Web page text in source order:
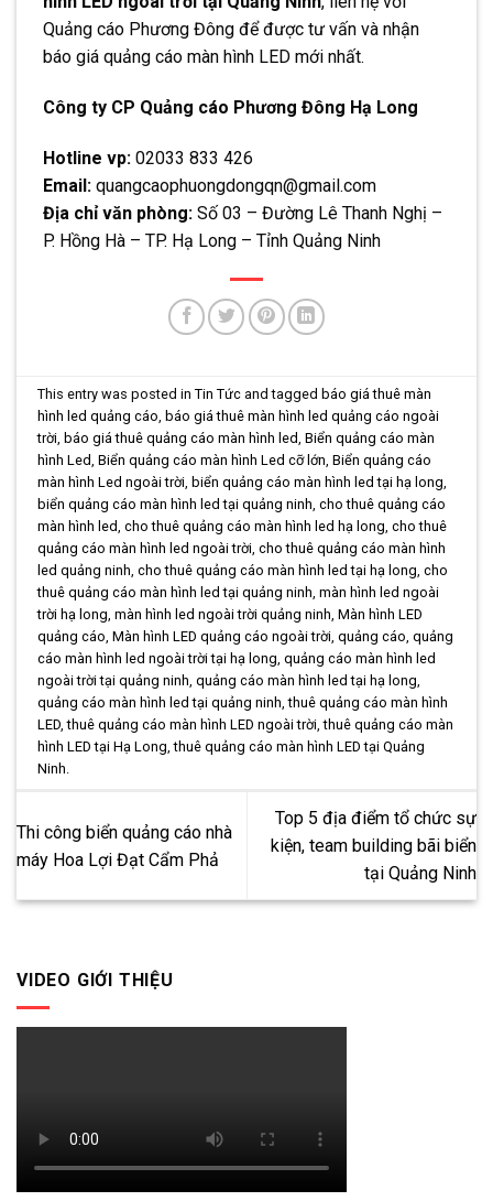
Quảng cáo Phương Đông để được tư vấn và nhận
báo giá quảng cáo màn hình LED mới nhất.
Công ty CP Quảng cáo Phương Đông Hạ Long
Hotline vp: 02033 833 426
Email: quangcaophuongdongqn@gmail.com
Địa chỉ văn phòng: Số 03 – Đường Lê Thanh Nghị –
P. Hồng Hà – TP. Hạ Long – Tỉnh Quảng Ninh
This entry was posted inTin Tức and tagged báo giá thuê màn
hình led quảng cáo, báo giá thuê màn hình led quảng cáo ngoài
trời, báo giá thuê quảng cáo màn hình led,Biển quảng cáo màn
hình Led,Biển quảng cáo màn hình Led cỡ lớn,Biển quảng cáo
màn hình Led ngoài trời, biển quảng cáo màn hình led tại hạ long,
biển quảng cáo màn hình led tại quảng ninh,cho thuê quảng cáo
màn hình led,cho thuê quảng cáo màn hình led hạ long,cho thuê
quảng cáo màn hình led ngoài trời,cho thuê quảng cáo màn hình
led quảng ninh,cho thuê quảng cáo màn hình led tại hạ long,cho
thuê quảng cáo màn hình led tại quảng ninh,màn hình led ngoài
trời hạ long,màn hình led ngoài trời quảng ninh,Màn hình LED
quảng cáo,Màn hình LED quảng cáo ngoài trời,quảng cáo,quảng
cáo màn hình led ngoài trời tại hạ long,quảng cáo màn hình led
ngoài trời tại quảng ninh,quảng cáo màn hình led tại hạ long,
quảng cáo màn hình led tại quảng ninh,thuê quảng cáo màn hình
LED,thuê quảng cáo màn hình LED ngoài trời,thuê quảng cáo màn
hình LED tại Hạ Long,thuê quảng cáo màn hình LED tại Quảng
Ninh.
Thi công biển quảng cáo nhà
máy Hoa Lợi Đạt Cẩm Phả
Top 5 địa điểm tổ chức sự
kiện, team building bãi biển
tại Quảng Ninh
VIDEO GIỚI THIỆU